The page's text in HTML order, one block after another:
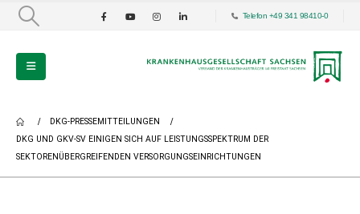
Telefon +49 341 98410-0
DKG-PRESSEMITTEILUNGEN
DKG UND GKV-SV EINIGEN SICH AUF LEISTUNGSSPEKTRUM DER
SEKTORENÜBERGREIFENDEN VERSORGUNGSEINRICHTUNGEN